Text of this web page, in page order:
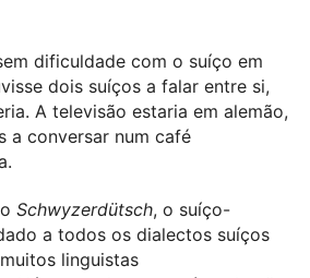
dificuldade com o suíço em
dois suíços a falar entre si,
A televisão estaria em alemão,
a conversar num café
Schwyzerdütsch, o suíço-
a todos os dialectos suíços
linguistas